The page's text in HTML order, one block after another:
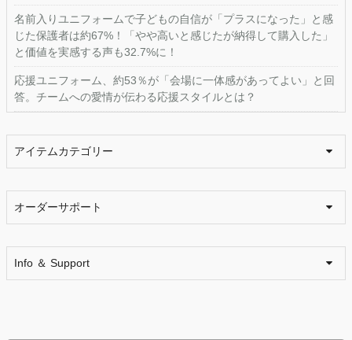
名前入りユニフォームで子どもの自信が「プラスになった」と感
じた保護者は約67%！「やや高いと感じたが納得して購入した」
と価値を実感する声も32.7%に！
応援ユニフォーム、約53％が「会場に一体感があってよい」と回
答。チームへの愛情が伝わる応援スタイルとは？
アイテムカテゴリー
オーダーサポート
Info ＆ Support